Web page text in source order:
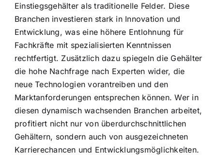
Einstiegsgehälter als traditionelle Felder. Diese
Branchen investieren stark in Innovation und
Entwicklung, was eine höhere Entlohnung für
Fachkräfte mit spezialisierten Kenntnissen
rechtfertigt. Zusätzlich dazu spiegeln die Gehälter
die hohe Nachfrage nach Experten wider, die
neue Technologien vorantreiben und den
Marktanforderungen entsprechen können. Wer in
diesen dynamisch wachsenden Branchen arbeitet,
profitiert nicht nur von überdurchschnittlichen
Gehältern, sondern auch von ausgezeichneten
Karrierechancen und Entwicklungsmöglichkeiten.